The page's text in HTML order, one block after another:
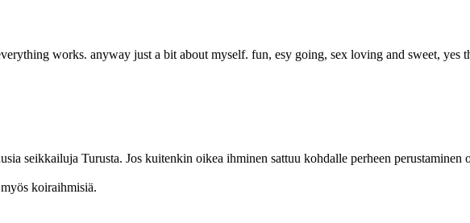
works. anyway just a bit about myself. fun, esy going, sex loving and sweet, yes
seikkailuja Turusta. Jos kuitenkin oikea ihminen sattuu kohdalle perheen perustaminen
koiraihmisiä.